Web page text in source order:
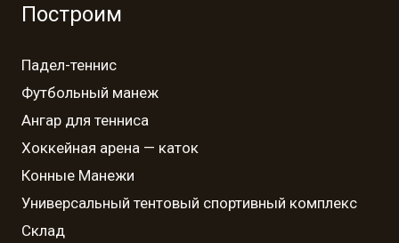
Построим
Падел-теннис
Футбольный манеж
Ангар для тенниса
Хоккейная арена — каток
Конные Манежи
Универсальный тентовый спортивный комплекс
Склад